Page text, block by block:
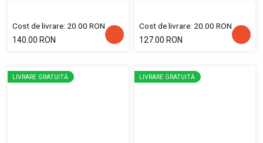
Cost de livrare: 20.00 RON
140.00 RON
Cost de livrare: 20.00 RON
127.00 RON
LIVRARE GRATUITĂ LIVRARE GRATUITĂ